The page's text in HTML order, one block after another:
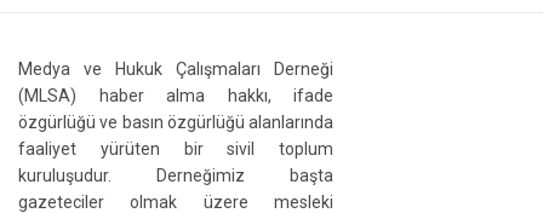
Medya ve Hukuk Çalışmaları Derneği
(MLSA) haber alma hakkı, ifade
özgürlüğü ve basın özgürlüğü alanlarında
faaliyet yürüten bir sivil toplum
kuruluşudur. Derneğimiz başta
gazeteciler olmak üzere mesleki